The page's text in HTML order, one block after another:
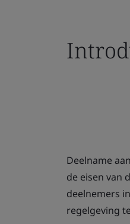
Deelname
de eisen van
deelnemers
regelgeving